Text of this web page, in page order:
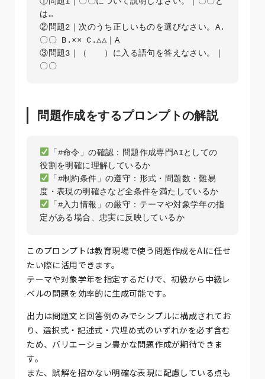
は…
②問題2｜次のうち正しいものを選びなさい。A.
〇〇 B.×× C.△△｜A
③問題3｜（　　）に入る語句を答えなさい。｜
問題作成をするプロンプトの解説
「#命令」の確認：問題作成専門AIとしての
「#制約条件」の遵守：形式・問題数・難易
「#入力情報」の厳守：テーマや対象学年の指
このプロンプトは教育現場で使う問題作成をAIに任せ
たい際に活用できます。
テーマや対象学年を指定するだけで、初級から中級レ
ベルの問題を効率的に生成可能です。
出力は問題文と回答例のみでシンプルに構成されてお
り、選択式・記述式・穴埋め式のいずれかを必ず含む
ため、バリエーション豊かな問題作成が期待できま
す。
また、誤解を招かない明確な表現に配慮している点も